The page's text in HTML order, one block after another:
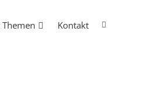
Kontakt